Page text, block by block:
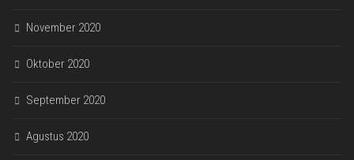
November 2020
Oktober 2020
September 2020
Agustus 2020